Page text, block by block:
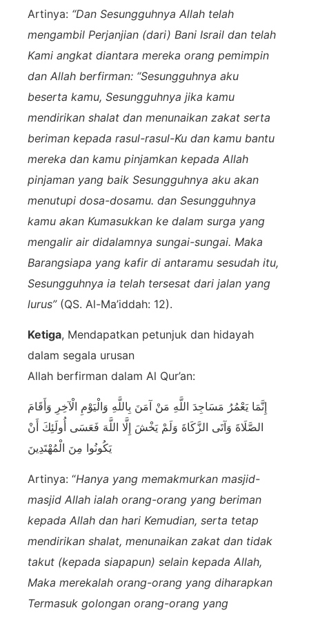
Artinya: “Dan Sesungguhnya Allah telah
mengambil Perjanjian (dari) Bani Israil dan telah
Kami angkat diantara mereka orang pemimpin
dan Allah berfirman: “Sesungguhnya aku
beserta kamu, Sesungguhnya jika kamu
mendirikan shalat dan menunaikan zakat serta
beriman kepada rasul-rasul-Ku dan kamu bantu
mereka dan kamu pinjamkan kepada Allah
pinjaman yang baik Sesungguhnya aku akan
menutupi dosa-dosamu. dan Sesungguhnya
kamu akan Kumasukkan ke dalam surga yang
mengalir air didalamnya sungai-sungai. Maka
Barangsiapa yang kafir di antaramu sesudah itu,
Sesungguhnya ia telah tersesat dari jalan yang
lurus”(QS. Al-Ma’iddah: 12).
Ketiga, Mendapatkan petunjuk dan hidayah
dalam segala urusan
Allah berfirman dalam Al Qur’an:
إِنَّمَا يَعْمُرُ مَسَاجِدَ اللَّهِ مَنْ آمَنَ بِاللَّهِ وَالْيَوْمِ الْآخِرِ وَأَقَامَ
الصَّلَاةَ وَآتَى الزَّكَاةَ وَلَمْ يَخْشَ إِلَّا اللَّهَ فَعَسَى أُولَئِكَ أَنْ
يَكُونُوا مِنَ الْمُهْتَدِينَ
Artinya: “Hanya yang memakmurkan masjid-
masjid Allah ialah orang-orang yang beriman
kepada Allah dan hari Kemudian, serta tetap
mendirikan shalat, menunaikan zakat dan tidak
takut (kepada siapapun) selain kepada Allah,
Maka merekalah orang-orang yang diharapkan
Termasuk golongan orang-orang yang